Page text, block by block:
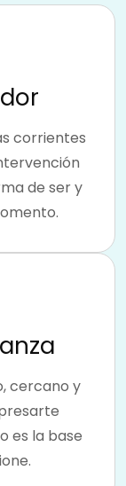
corrientes
de ser y
cercano y
es la base